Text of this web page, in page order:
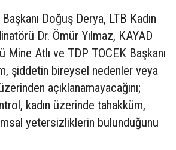
Doğuş Derya, LTB Kadın
Dr. Ömür Yılmaz, KAYAD
Atlı ve TDP TOCEK Başkanı
şiddetin bireysel nedenler veya
açıklanamayacağını;
kadın üzerinde tahakküm,
yetersizliklerin bulunduğunu